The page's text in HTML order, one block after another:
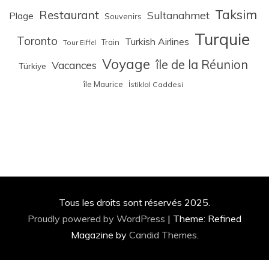
Plage Restaurant Souvenirs Sultanahmet Taksim
Toronto Tour Eiffel Train Turkish Airlines Turquie
Türkiye Vacances Voyage île de la Réunion
île Maurice İstiklal Caddesi
Tous les droits sont réservés 2025.
Proudly powered by WordPress | Theme: Refined
Magazine by Candid Themes